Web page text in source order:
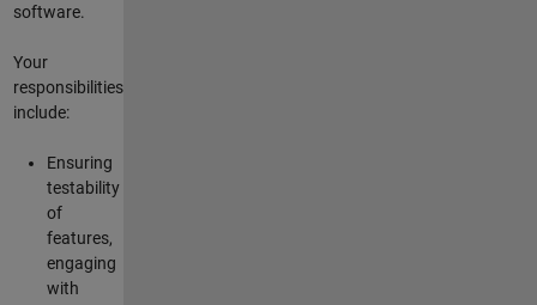
software.
Your
responsibilities
include:
Ensuring
testability
of
features,
engaging
with